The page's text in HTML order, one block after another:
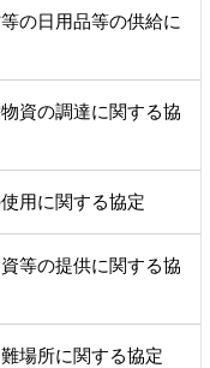
の日用品等の供給に
資の調達に関する協
用に関する協定
等の提供に関する協
場所に関する協定